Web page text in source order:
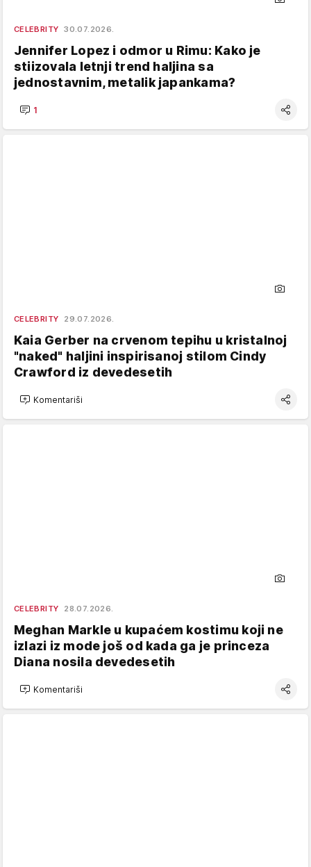
CELEBRITY 30.07.2026.
Jennifer Lopez i odmor u Rimu: Kako je
stiizovala letnji trend haljina sa
jednostavnim, metalik japankama?
1
CELEBRITY 29.07.2026.
Kaia Gerber na crvenom tepihu u kristalnoj
"naked" haljini inspirisanoj stilom Cindy
Crawford iz devedesetih
Komentariši
CELEBRITY 28.07.2026.
Meghan Markle u kupaćem kostimu koji ne
izlazi iz mode još od kada ga je princeza
Diana nosila devedesetih
Komentariši